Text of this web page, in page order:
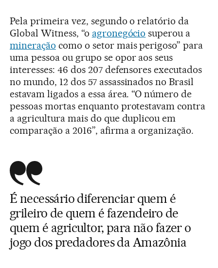
Pela primeira vez, segundo o relatório da
Global Witness, “o agronegócio superou a
mineração como o setor mais perigoso” para
uma pessoa ou grupo se opor aos seus
interesses: 46 dos 207 defensores executados
no mundo, 12 dos 57 assassinados no Brasil
estavam ligados a essa área. “O número de
pessoas mortas enquanto protestavam contra
a agricultura mais do que duplicou em
comparação a 2016”, afirma a organização.
É necessário diferenciar quem é
grileiro de quem é fazendeiro de
quem é agricultor, para não fazer o
jogo dos predadores da Amazônia